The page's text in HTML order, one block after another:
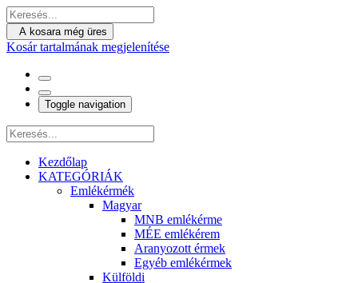
A kosara még üres
Kosár tartalmának megjelenítése
Toggle navigation
Kezdőlap
KATEGÓRIÁK
Emlékérmék
Magyar
MNB emlékérme
MÉE emlékérem
Aranyozott érmek
Egyéb emlékérmek
Külföldi